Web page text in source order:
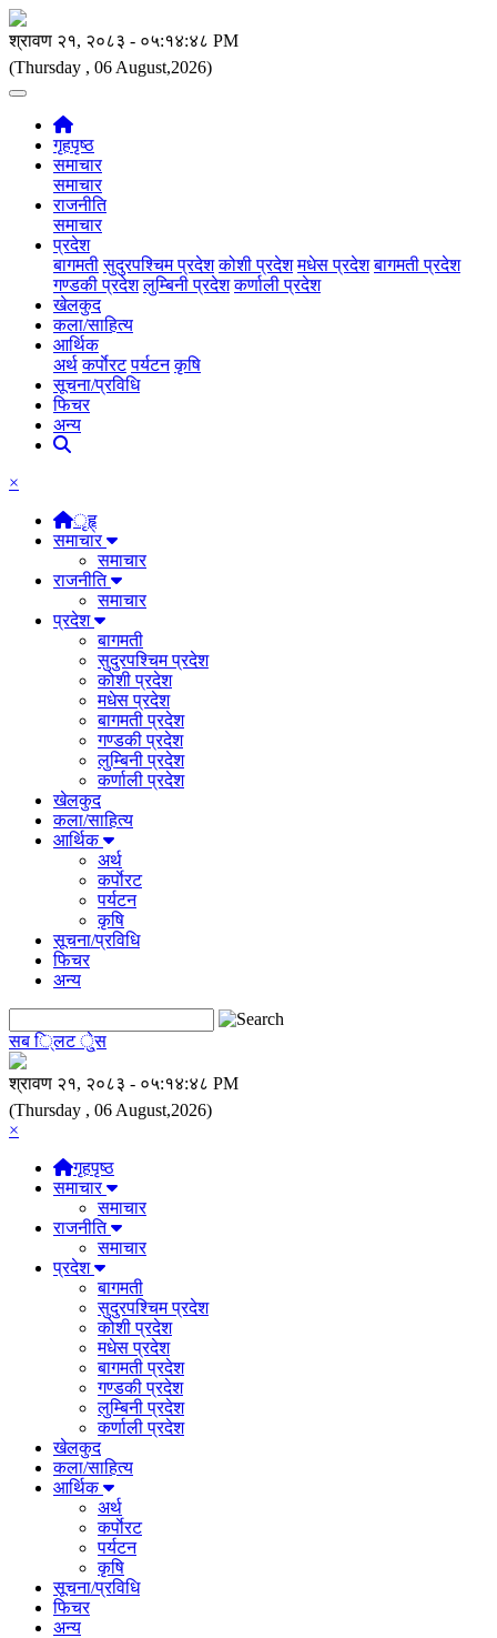
(Thursday , 06 August,2026)
गृहपृष्ठ
समाचार
समाचार
राजनीति
समाचार
प्रदेश
बागमती सुदुरपश्चिम प्रदेश कोशी प्रदेश मधेस प्रदेश बागमती प्रदेश
गण्डकी प्रदेश लुम्बिनी प्रदेश कर्णाली प्रदेश
खेलकुद
कला/साहित्य
आर्थिक
अर्थ कर्पाेरट पर्यटन कृषि
सूचना/प्रविधि
फिचर
अन्य
×
ृहृ्
समाचार
समाचार
राजनीति
समाचार
प्रदेश
बागमती
सुदुरपश्चिम प्रदेश
कोशी प्रदेश
मधेस प्रदेश
बागमती प्रदेश
गण्डकी प्रदेश
लुम्बिनी प्रदेश
कर्णाली प्रदेश
खेलकुद
कला/साहित्य
आर्थिक
अर्थ
कर्पाेरट
पर्यटन
कृषि
सूचना/प्रविधि
फिचर
अन्य
सब ि्लट े्ुस
(Thursday , 06 August,2026)
×
गृहपृष्ठ
समाचार
समाचार
राजनीति
समाचार
प्रदेश
बागमती
सुदुरपश्चिम प्रदेश
कोशी प्रदेश
मधेस प्रदेश
बागमती प्रदेश
गण्डकी प्रदेश
लुम्बिनी प्रदेश
कर्णाली प्रदेश
खेलकुद
कला/साहित्य
आर्थिक
अर्थ
कर्पाेरट
पर्यटन
कृषि
सूचना/प्रविधि
फिचर
अन्य